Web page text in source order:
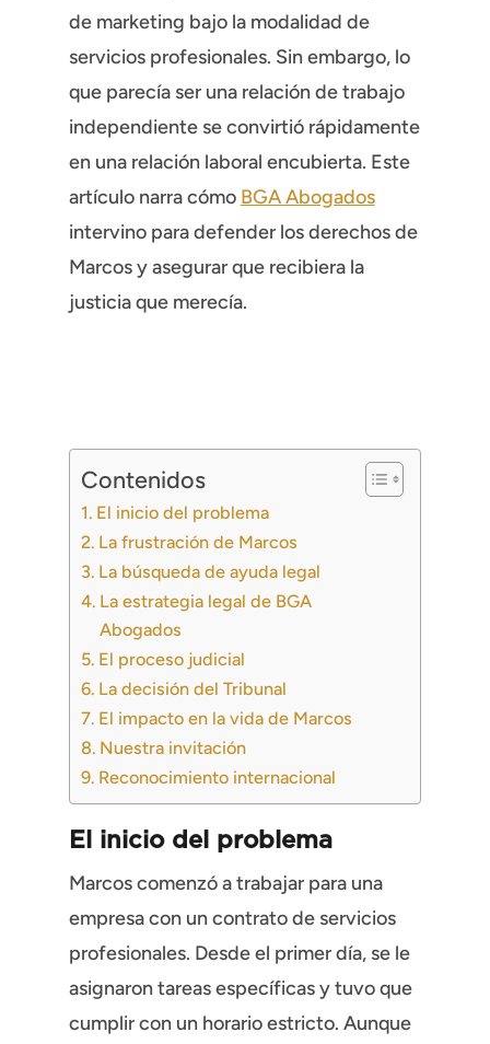
de marketing bajo la modalidad de
servicios profesionales. Sin embargo, lo
que parecía ser una relación de trabajo
independiente se convirtió rápidamente
en una relación laboral encubierta. Este
artículo narra cómo BGA Abogados
intervino para defender los derechos de
Marcos y asegurar que recibiera la
justicia que merecía.
Contenidos
El inicio del problema
La frustración de Marcos
La búsqueda de ayuda legal
La estrategia legal de BGA
Abogados
El proceso judicial
La decisión del Tribunal
El impacto en la vida de Marcos
Nuestra invitación
Reconocimiento internacional
El inicio del problema
Marcos comenzó a trabajar para una
empresa con un contrato de servicios
profesionales. Desde el primer día, se le
asignaron tareas específicas y tuvo que
cumplir con un horario estricto. Aunque